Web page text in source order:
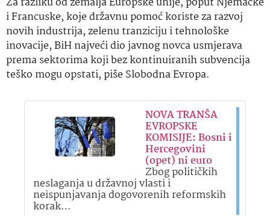
i Francuske, koje državnu pomoć koriste za razvoj
novih industrija, zelenu tranziciju i tehnološke
inovacije, BiH najveći dio javnog novca usmjerava
prema sektorima koji bez kontinuiranih subvencija
teško mogu opstati, piše Slobodna Evropa.
NOVA TRANŠA
EVROPSKE
KOMISIJE: Bosni i
Hercegovini
(opet) ni euro
Zbog političkih
neslaganja u državnoj vlasti i
neispunjavanja dogovorenih reformskih
korak…